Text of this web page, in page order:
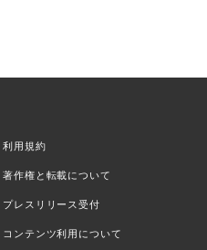
利用規約
著作権と転載について
プレスリリース受付
コンテンツ利用について